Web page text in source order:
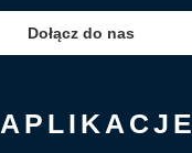
Dołącz do nas
APLIKACJE